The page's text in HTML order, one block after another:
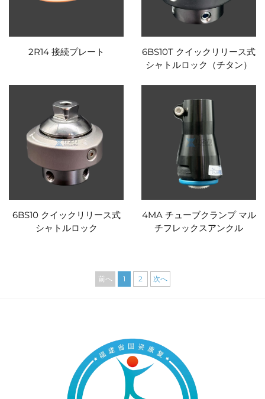
2R14 接続プレート
6BS10T クイックリリース式
シャトルロック（チタン）
6BS10 クイックリリース式
シャトルロック
4MA チューブクランプ マル
チフレックスアンクル
前へ 1 2 次へ